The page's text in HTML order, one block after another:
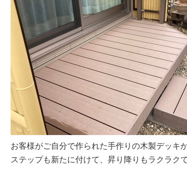
お客様がご自分で作られた手作りの木製デッキ
ステップも新たに付けて、昇り降りもラクラク